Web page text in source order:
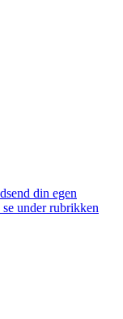
din egen
under rubrikken